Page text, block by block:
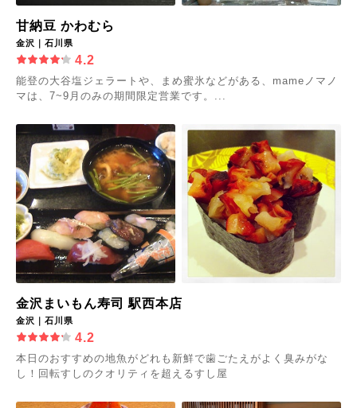
甘納豆 かわむら
金沢｜石川県
4.2
能登の大谷塩ジェラートや、まめ蜜氷などがある、mameノマノ
マは、7~9月のみの期間限定営業です。...
金沢まいもん寿司 駅西本店
金沢｜石川県
4.2
本日のおすすめの地魚がどれも新鮮で歯ごたえがよく臭みがな
し！回転すしのクオリティを超えるすし屋